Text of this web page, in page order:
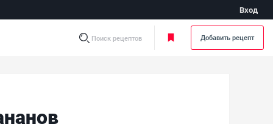
Вход
Поиск рецептов Добавить рецепт